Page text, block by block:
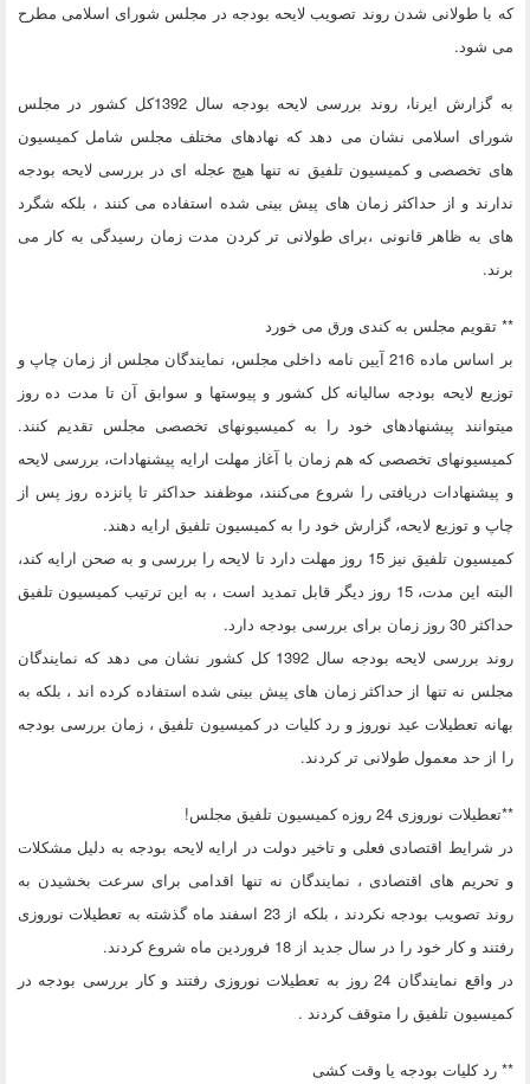
که با طولانی شدن روند تصویب لایحه بودجه در مجلس شورای اسلامی مطرح
می شود.
به گزارش ایرنا، روند بررسی لایحه بودجه سال 1392کل کشور در مجلس
شورای اسلامی نشان می دهد که نهادهای مختلف مجلس شامل کمیسیون
های تخصصی و کمیسیون تلفیق نه تنها هیچ عجله ای در بررسی لایحه بودجه
ندارند و از حداکثر زمان های پیش بینی شده استفاده می کنند ، بلکه شگرد
های به ظاهر قانونی ،برای طولانی تر کردن مدت زمان رسیدگی به کار می
برند.
** تقویم مجلس به کندی ورق می خورد
بر اساس ماده 216 آیین نامه داخلی مجلس، نمایندگان مجلس از زمان چاپ و
توزیع لایحه بودجه سالیانه کل کشور و پیوست‏ها و سوابق آن تا مدت ده روز
می‏توانند پیشنهادهای خود را به کمیسیون‏های تخصصی مجلس تقدیم کنند.
کمیسیون‏های تخصصی که هم زمان با آغاز مهلت ارایه پیشنهادات، بررسی لایحه
و پیشنهادات دریافتی را شروع می‌کنند، موظفند حداکثر تا پانزده روز پس از
چاپ و توزیع لایحه، گزارش خود را به کمیسیون تلفیق ارایه دهند.
کمیسیون تلفیق نیز 15 روز مهلت دارد تا لایحه را بررسی و به صحن ارایه کند،
البته این مدت، 15 روز دیگر قابل تمدید است ، به این ترتیب کمیسیون تلفیق
حداکثر 30 روز زمان برای بررسی بودجه دارد.
روند بررسی لایحه بودجه سال 1392 کل کشور نشان می دهد که نمایندگان
مجلس نه تنها از حداکثر زمان های پیش بینی شده استفاده کرده اند ، بلکه به
بهانه تعطیلات عید نوروز و رد کلیات در کمیسیون تلفیق ، زمان بررسی بودجه
را از حد معمول طولانی تر کردند.
**تعطیلات نوروزی 24 روزه کمیسیون تلفیق مجلس!
در شرایط اقتصادی فعلی و تاخیر دولت در ارایه لایحه بودجه به دلیل مشکلات
و تحریم های اقتصادی ، نمایندگان نه تنها اقدامی برای سرعت بخشیدن به
روند تصویب بودجه نکردند ، بلکه از 23 اسفند ماه گذشته به تعطیلات نوروزی
رفتند و کار خود را در سال جدید از 18 فروردین ماه شروع کردند.
در واقع نمایندگان 24 روز به تعطیلات نوروزی رفتند و کار بررسی بودجه در
کمیسیون تلفیق را متوقف کردند .
** رد کلیات بودجه یا وقت کشی